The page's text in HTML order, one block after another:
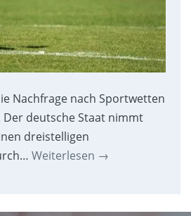
Nachfrage nach Sportwetten
deutsche Staat nimmt
dreistelligen
Weiterlesen →